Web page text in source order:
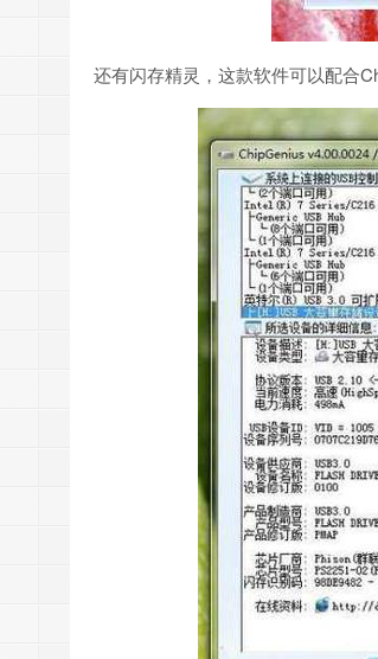
还有闪存精灵，这款软件可以配合